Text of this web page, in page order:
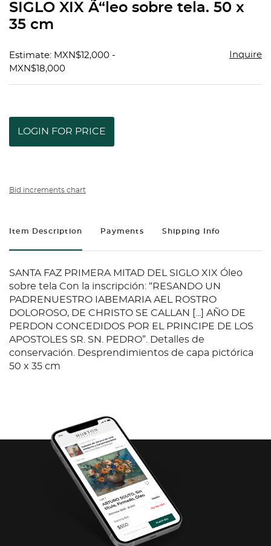
SIGLO XIX Ã“leo sobre tela. 50 x
35 cm
Estimate: MXN$12,000 -
MXN$18,000
Inquire
LOGIN FOR PRICE
Bid increments chart
Item Description Payments Shipping Info
SANTA FAZ PRIMERA MITAD DEL SIGLO XIX Óleo
sobre tela Con la inscripción: “RESANDO UN
PADRENUESTRO IABEMARIA AEL ROSTRO
DOLOROSO, DE CHRISTO SE CALLAN [...] AÑO DE
PERDON CONCEDIDOS POR EL PRINCIPE DE LOS
APOSTOLES SR. SN. PEDRO”. Detalles de
conservación. Desprendimientos de capa pictórica
50 x 35 cm